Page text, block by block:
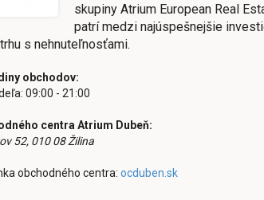
skupiny Atrium European Real
patrí medzi najúspešnejšie
s nehnuteľnosťami.
obchodov:
09:00 - 21:00
centra Atrium Dubeň:
52, 010 08 Žilina
obchodného centra: ocduben.sk